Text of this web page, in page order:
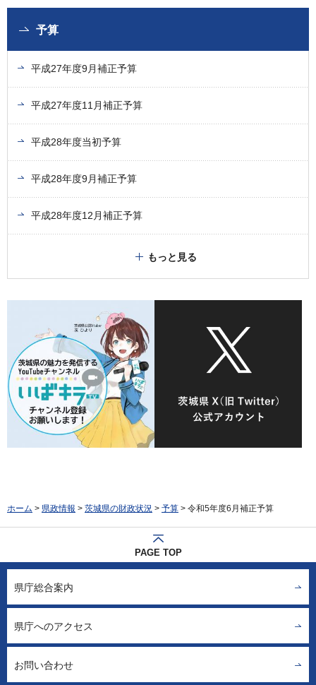
予算
平成27年度9月補正予算
平成27年度11月補正予算
平成28年度当初予算
平成28年度9月補正予算
平成28年度12月補正予算
もっと見る
ホーム > 県政情報 > 茨城県の財政状況 > 予算 > 令和5年度6月補正予算
PAGE TOP
県庁総合案内
県庁へのアクセス
お問い合わせ